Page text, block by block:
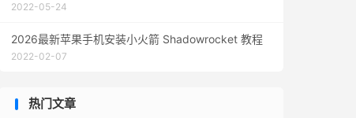
2022-05-24
2026最新苹果手机安装小火箭 Shadowrocket 教程
2022-02-07
热门文章